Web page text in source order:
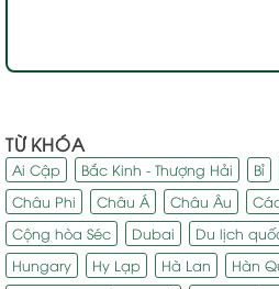
TỪ KHÓA
Ai Cập Bắc Kinh - Thượng Hải Bỉ
Châu Phi
Châu Á Châu Âu
Cộng hòa Séc
Dubai Du lịch
Hungary
Hy Lạp Hà Lan
Hàn